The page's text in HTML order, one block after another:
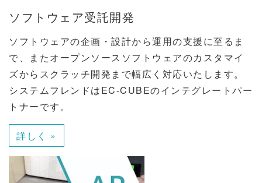
ソフトウェア受託開発
ソフトウェアの企画・設計から運用の支援に至るま
で、またオープンソースソフトウェアのカスタマイ
ズからスクラッチ開発まで幅広く対応いたします。
システムフレンドはEC-CUBEのインテグレートパー
トナーです。
詳しく »